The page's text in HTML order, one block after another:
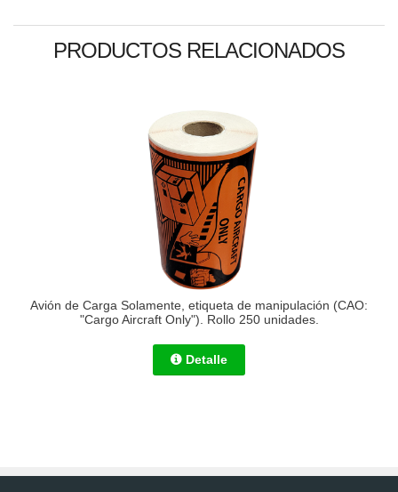
PRODUCTOS RELACIONADOS
Avión de Carga Solamente, etiqueta de manipulación (CAO:
"Cargo Aircraft Only"). Rollo 250 unidades.
Detalle